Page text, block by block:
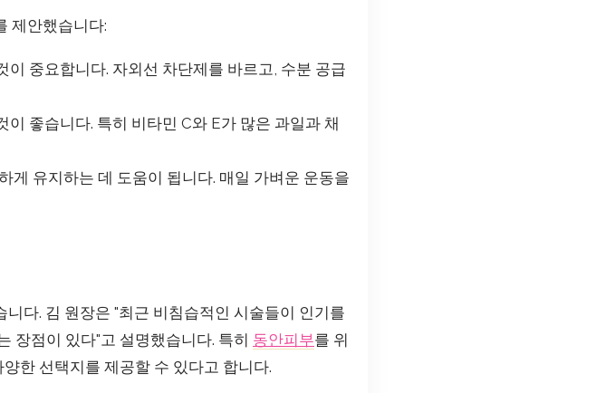
제안했습니다:
이 중요합니다. 자외선 차단제를 바르고, 수분 공급
좋습니다. 특히 비타민 C와 E가 많은 과일과 채
게 유지하는 데 도움이 됩니다. 매일 가벼운 운동을
다. 김 원장은 "최근 비침습적인 시술들이 인기를
장점이 있다"고 설명했습니다. 특히 동안피부를 위
한 선택지를 제공할 수 있다고 합니다.